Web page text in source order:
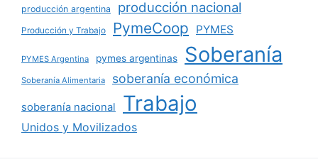
producción argentina producción nacional
Producción y Trabajo PymeCoop PYMES
PYMES Argentina pymes argentinas Soberanía
Soberanía Alimentaria soberanía económica
soberanía nacional Trabajo
Unidos y Movilizados